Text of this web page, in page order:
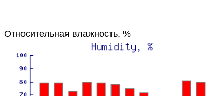
Относительная влажность, %